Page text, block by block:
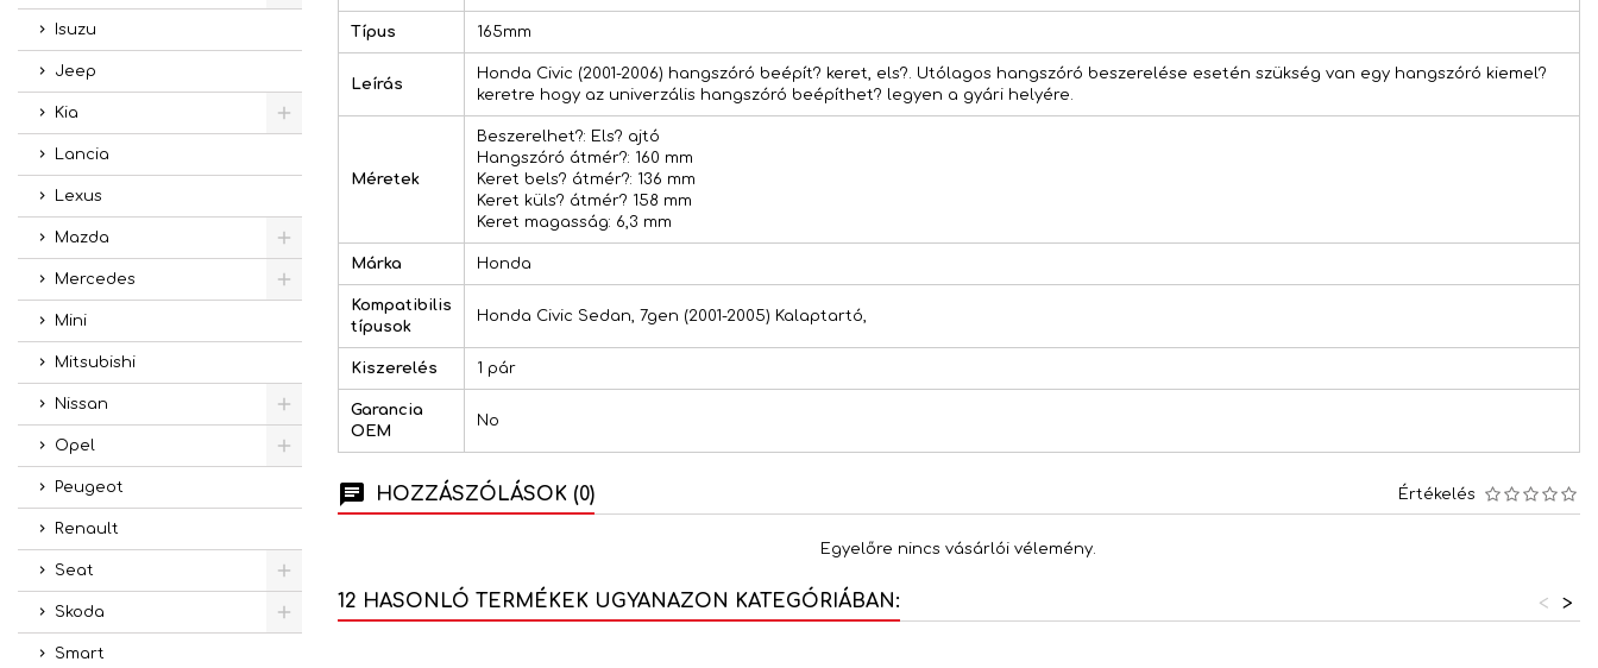
Isuzu
Jeep
Kia
Lancia
Lexus
Mazda
Mercedes
Mini
Mitsubishi
Nissan
Opel
Peugeot
Renault
Seat
Skoda
Smart
Típus 165mm
Leírás
Honda Civic (2001-2006) hangszóró beépít? keret, els?. Utólagos hangszóró beszerelése esetén szükség van egy hangszóró kiemel?
keretre hogy az univerzális hangszóró beépíthet? legyen a gyári helyére.
Méretek
Beszerelhet?: Els? ajtó
Hangszóró átmér?: 160 mm
Keret bels? átmér?: 136 mm
Keret küls? átmér? 158 mm
Keret magasság: 6,3 mm
Márka Honda
Kompatibilis
típusok
Honda Civic Sedan, 7gen (2001-2005) Kalaptartó,
Kiszerelés 1 pár
Garancia
OEM
No
HOZZÁSZÓLÁSOK (0) Értékelés
Egyelőre nincs vásárlói vélemény.
12 HASONLÓ TERMÉKEK UGYANAZON KATEGÓRIÁBAN: >
<